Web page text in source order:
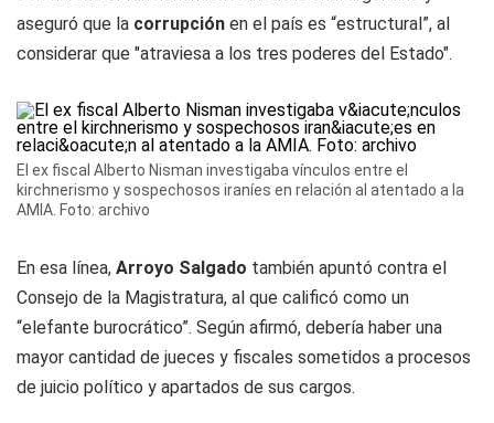
aseguró que la corrupción en el país es “estructural”, al
considerar que "atraviesa a los tres poderes del Estado".
El ex fiscal Alberto Nisman investigaba vínculos entre el
kirchnerismo y sospechosos iraníes en relación al atentado a la
AMIA. Foto: archivo
En esa línea, Arroyo Salgado también apuntó contra el
Consejo de la Magistratura, al que calificó como un
“elefante burocrático”. Según afirmó, debería haber una
mayor cantidad de jueces y fiscales sometidos a procesos
de juicio político y apartados de sus cargos.